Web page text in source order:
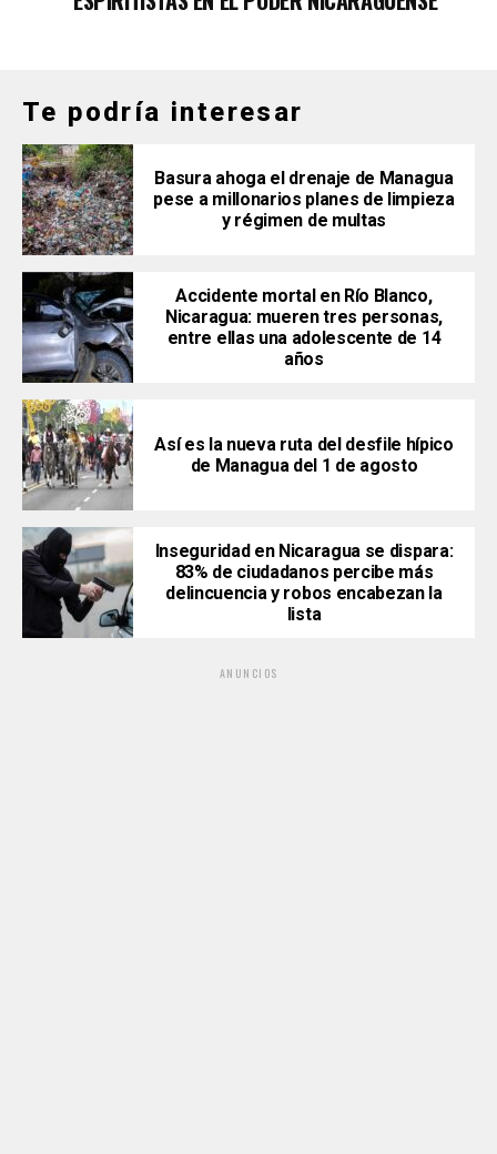
Te podría interesar
Basura ahoga el drenaje de Managua
pese a millonarios planes de limpieza
y régimen de multas
Accidente mortal en Río Blanco,
Nicaragua: mueren tres personas,
entre ellas una adolescente de 14
años
Así es la nueva ruta del desfile hípico
de Managua del 1 de agosto
Inseguridad en Nicaragua se dispara:
83% de ciudadanos percibe más
delincuencia y robos encabezan la
lista
ANUNCIOS